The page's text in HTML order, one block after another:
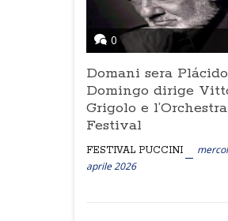
0
Domani sera Plácido
Domingo dirige
Grigolo e
Festival
FESTIVAL PUCCINI
aprile 2026